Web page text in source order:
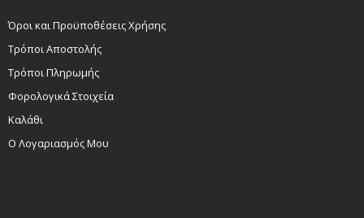
Όροι και Προϋποθέσεις Χρήσης
Τρόποι Αποστολής
Τρόποι Πληρωμής
Φορολογικά Στοιχεία
Καλάθι
Ο Λογαριασμός Μου